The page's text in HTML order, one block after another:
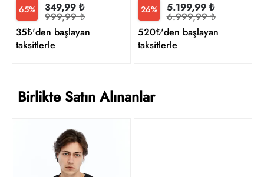
65% 349,99 ₺
999,99 ₺
35₺'den başlayan
taksitlerle
26% 5.199,99 ₺
6.999,99 ₺
520₺'den başlayan
taksitlerle
Birlikte Satın Alınanlar